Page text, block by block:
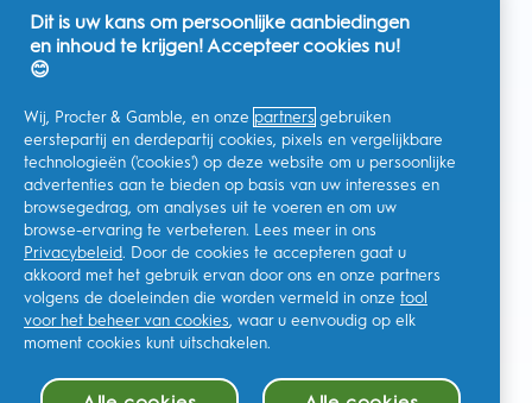
Ik geef toestemming voor het ontvangen van
gepersonaliseerde communicatie met betrekking tot
aanbiedingen, nieuws en andere promotionele initiatieven van
Oral-B en andere P&G-merkenvia e-mail en online kanalen. Ik
kan me op elk momentafmelden.
Procter & Gamble, als verwerkingsverantwoordelijke, zal uw
persoonlijke gegevens verwerken zodat u zich bij deze site kunt
registreren en de interactie kunt aangaan met de aangeboden
diensten en zodat P&G u, afhankelijk van uw toestemming,
relevante commerciële berichten kan sturen, waaronder
gepersonaliseerde advertenties in online media. Ontdek hier
Voor meer informatie over de verwerking van uw gegevens en
Dit is uw kans om persoonlijke aanbiedingen
en inhoud te krijgen! Accepteer cookies nu!
😊
Wij, Procter & Gamble, en onze partners gebruiken
eerstepartij en derdepartij cookies, pixels en vergelijkbare
technologieën ('cookies') op deze website om u persoonlijke
advertenties aan te bieden op basis van uw interesses en
browsegedrag, om analyses uit te voeren en om uw
browse-ervaring te verbeteren. Lees meer in ons
Privacybeleid. Door de cookies te accepteren gaat u
akkoord met het gebruik ervan door ons en onze partners
volgens de doeleinden die worden vermeld in onze tool
voor het beheer van cookies, waar u eenvoudig op elk
moment cookies kunt uitschakelen.